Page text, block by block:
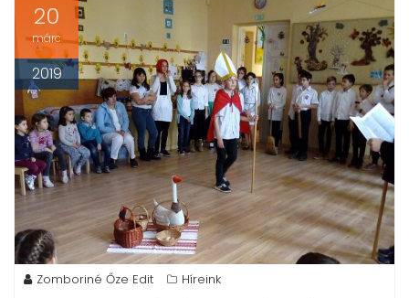
20
márc
2019
Zomboriné Őze Edit Híreink